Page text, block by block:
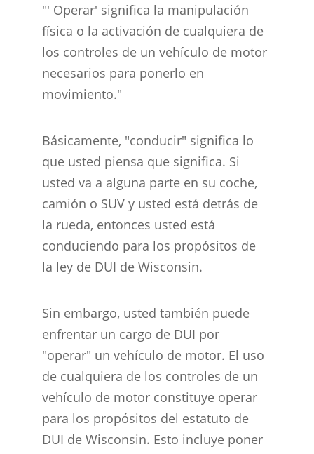
"' Operar' significa la manipulación
física o la activación de cualquiera de
los controles de un vehículo de motor
necesarios para ponerlo en
movimiento."
Básicamente, "conducir" significa lo
que usted piensa que significa. Si
usted va a alguna parte en su coche,
camión o SUV y usted está detrás de
la rueda, entonces usted está
conduciendo para los propósitos de
la ley de DUI de Wisconsin.
Sin embargo, usted también puede
enfrentar un cargo de DUI por
"operar" un vehículo de motor. El uso
de cualquiera de los controles de un
vehículo de motor constituye operar
para los propósitos del estatuto de
DUI de Wisconsin. Esto incluye poner